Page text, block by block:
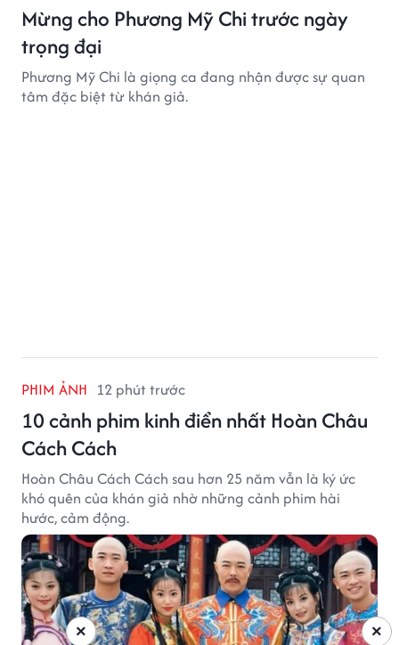
Mừng cho Phương Mỹ Chi trước ngày
trọng đại
Phương Mỹ Chi là giọng ca đang nhận được sự quan
tâm đặc biệt từ khán giả.
PHIM ẢNH 12 phút trước
10 cảnh phim kinh điển nhất Hoàn Châu
Cách Cách
Hoàn Châu Cách Cách sau hơn 25 năm vẫn là ký ức
khó quên của khán giả nhờ những cảnh phim hài
hước, cảm động.
×
×